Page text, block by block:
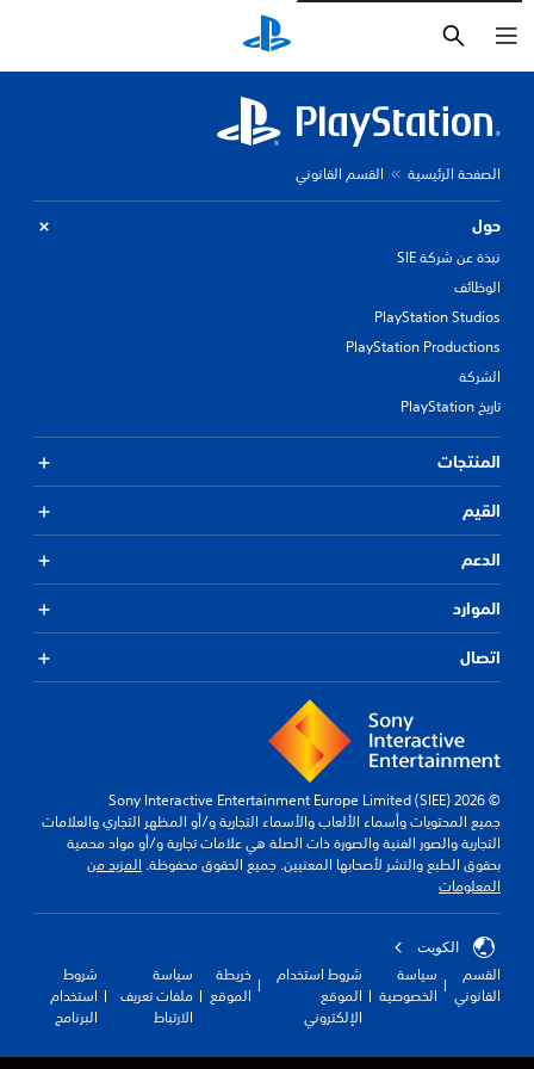
الصفحة الرئيسية القسم القانوني
حول
نبذة عن شركة SIE
الوظائف
PlayStation Studios
PlayStation Productions
الشركة
تاريخ PlayStation
المنتجات
القيم
الدعم
الموارد
اتصال
© 2026 Sony Interactive Entertainment Europe Limited (SIEE)
جميع المحتويات وأسماء الألعاب والأسماء التجارية و/أو المظهر التجاري والعلامات
التجارية والصور الفنية والصورة ذات الصلة هي علامات تجارية و/أو مواد محمية
بحقوق الطبع والنشر لأصحابها المعنيين. جميع الحقوق محفوظة. المزيد من
المعلومات
الكويت‎
القسم
القانوني
سياسة
الخصوصية
شروط استخدام
الموقع
الإلكتروني
خريطة
الموقع
سياسة
ملفات تعريف
الارتباط
شروط
استخدام
البرنامج